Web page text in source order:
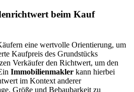
beim Kauf
eine wertvolle Orientierung, um
Kaufpreis des Grundstücks
Verkäufer den Richtwert, um den
Immobilienmakler kann hierbei
im Kontext anderer
Größe und Bebaubarkeit zu